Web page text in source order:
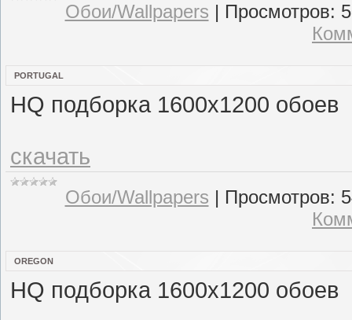
Обои/Wallpapers | Просмотров:
PORTUGAL
HQ подборка 1600x1200 обоев
скачать
Обои/Wallpapers | Просмотров:
OREGON
HQ подборка 1600x1200 обоев